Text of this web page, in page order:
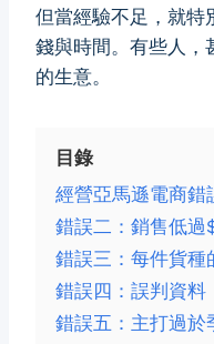
但當經驗不足，就特
錢與時間。有些人，
的生意。
目錄
經營亞馬遜電商錯
錯誤二：銷售低
錯誤三：每件貨種
錯誤四：誤判資料
錯誤五：主打過於